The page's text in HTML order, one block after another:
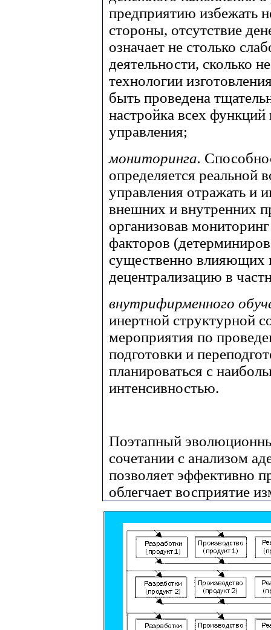
предприятию избежать
стороны, отсутствие
означает не столько
деятельности, сколько
технологии
быть проведена
настройка всех
управления;
мониторинга.
определяется реальной
управления отражать и
внешних и внутренних
организовав
факторов
существенно влияющих
децентрализацию в
внутрифирменного
инертной структурной
мероприятия по
подготовки и
планироваться с
интенсивностью.
Поэтапный
сочетании с анализом
позволяет эффективно
облегчает восприятие